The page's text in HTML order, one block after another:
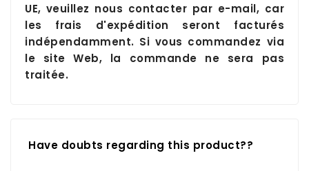
UE, veuillez nous contacter par e-mail, car
les frais d'expédition seront facturés
indépendamment. Si vous commandez via
le site Web, la commande ne sera pas
traitée.
Have doubts regarding this product??